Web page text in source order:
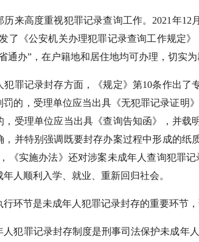
高度重视犯罪记录查询工作。2021年12
了《公安机关办理犯罪记录查询工作规定
通办”，在户籍地和居住地均可办理，切实为
记录封存方面，《规定》第10条作出了
罚的，受理单位应当出具《无犯罪记录证明
，受理单位应当出具《查询告知函》，并
，并特别强调既要封存办案过程中形成的
《实施办法》还对涉案未成年人查询犯罪
人顺利入学、就业、重新回归社会。
节是未成年人犯罪记录封存的重要环节，
罪记录封存制度是刑事司法保护未成年人